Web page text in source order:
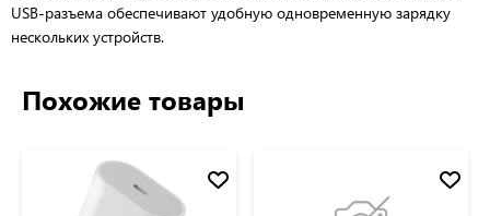
USB-разъема обеспечивают удобную одновременную зарядку
нескольких устройств.
Похожие товары